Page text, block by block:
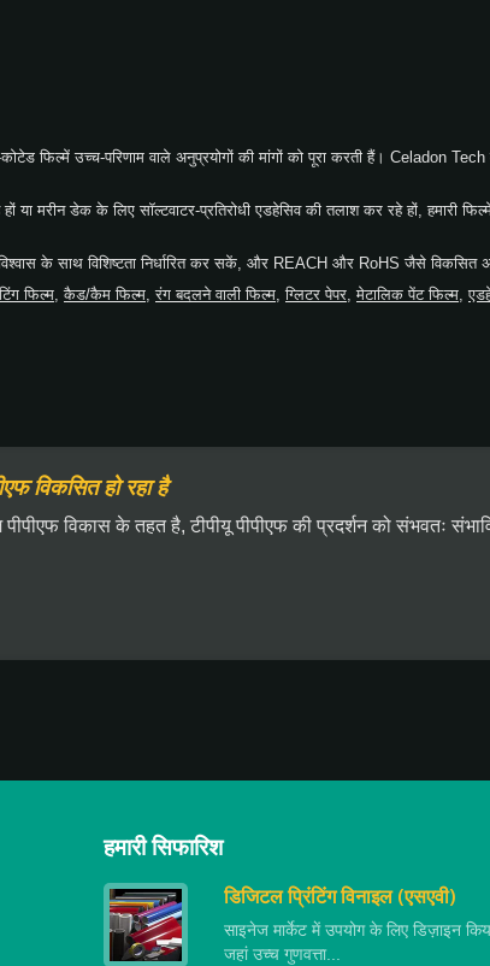
फिल्में उच्च-परिणाम वाले अनुप्रयोगों की मांगों को पूरा करती हैं। Celadon
या मरीन डेक के लिए सॉल्टवाटर-प्रतिरोधी एडहेसिव की तलाश कर रहे हों, हमारी
के साथ विशिष्टता निर्धारित कर सकें, और REACH और RoHS जैसे विकसित
फिल्म,कैड/कैम फिल्म,रंग बदलने वाली फिल्म,ग्लिटर पेपर,मेटालिक पेंट फिल्म,
विकसित हो रहा है
विकास के तहत है, टीपीयू पीपीएफ की प्रदर्शन को संभवतः
हमारी सिफारिश
डिजिटल प्रिंटिंग विनाइल (एसएवी)
साइनेज मार्केट में उपयोग के लिए डिज़ाइन
जहां उच्च गुणवत्ता...